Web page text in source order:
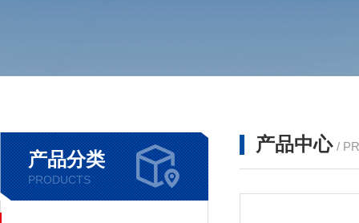
产品分类
PRODUCTS
产品中心 /